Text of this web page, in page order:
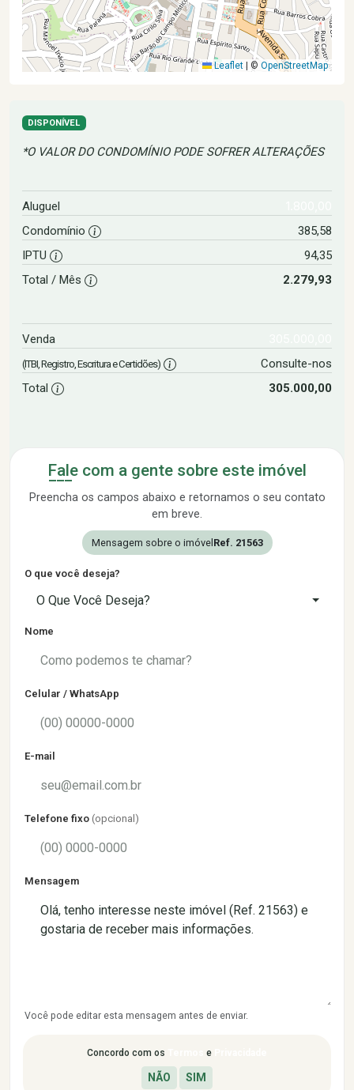
Leaflet | © OpenStreetMap
DISPONÍVEL
*O VALOR DO CONDOMÍNIO PODE SOFRER ALTERAÇÕES
Aluguel
Condomínio
385,58
IPTU
94,35
Total / Mês
2.279,93
Venda
(ITBI, Registro, Escritura e Certidões)
Consulte-nos
Total
305.000,00
Fale com a gente sobre este imóvel
Preencha os campos abaixo e retornamos o seu contato
em breve.
Mensagem sobre o imóvelRef. 21563
O que você deseja?
O Que Você Deseja?
Nome
Celular / WhatsApp
E-mail
Telefone fixo (opcional)
Mensagem
Você pode editar esta mensagem antes de enviar.
Concordo com os e